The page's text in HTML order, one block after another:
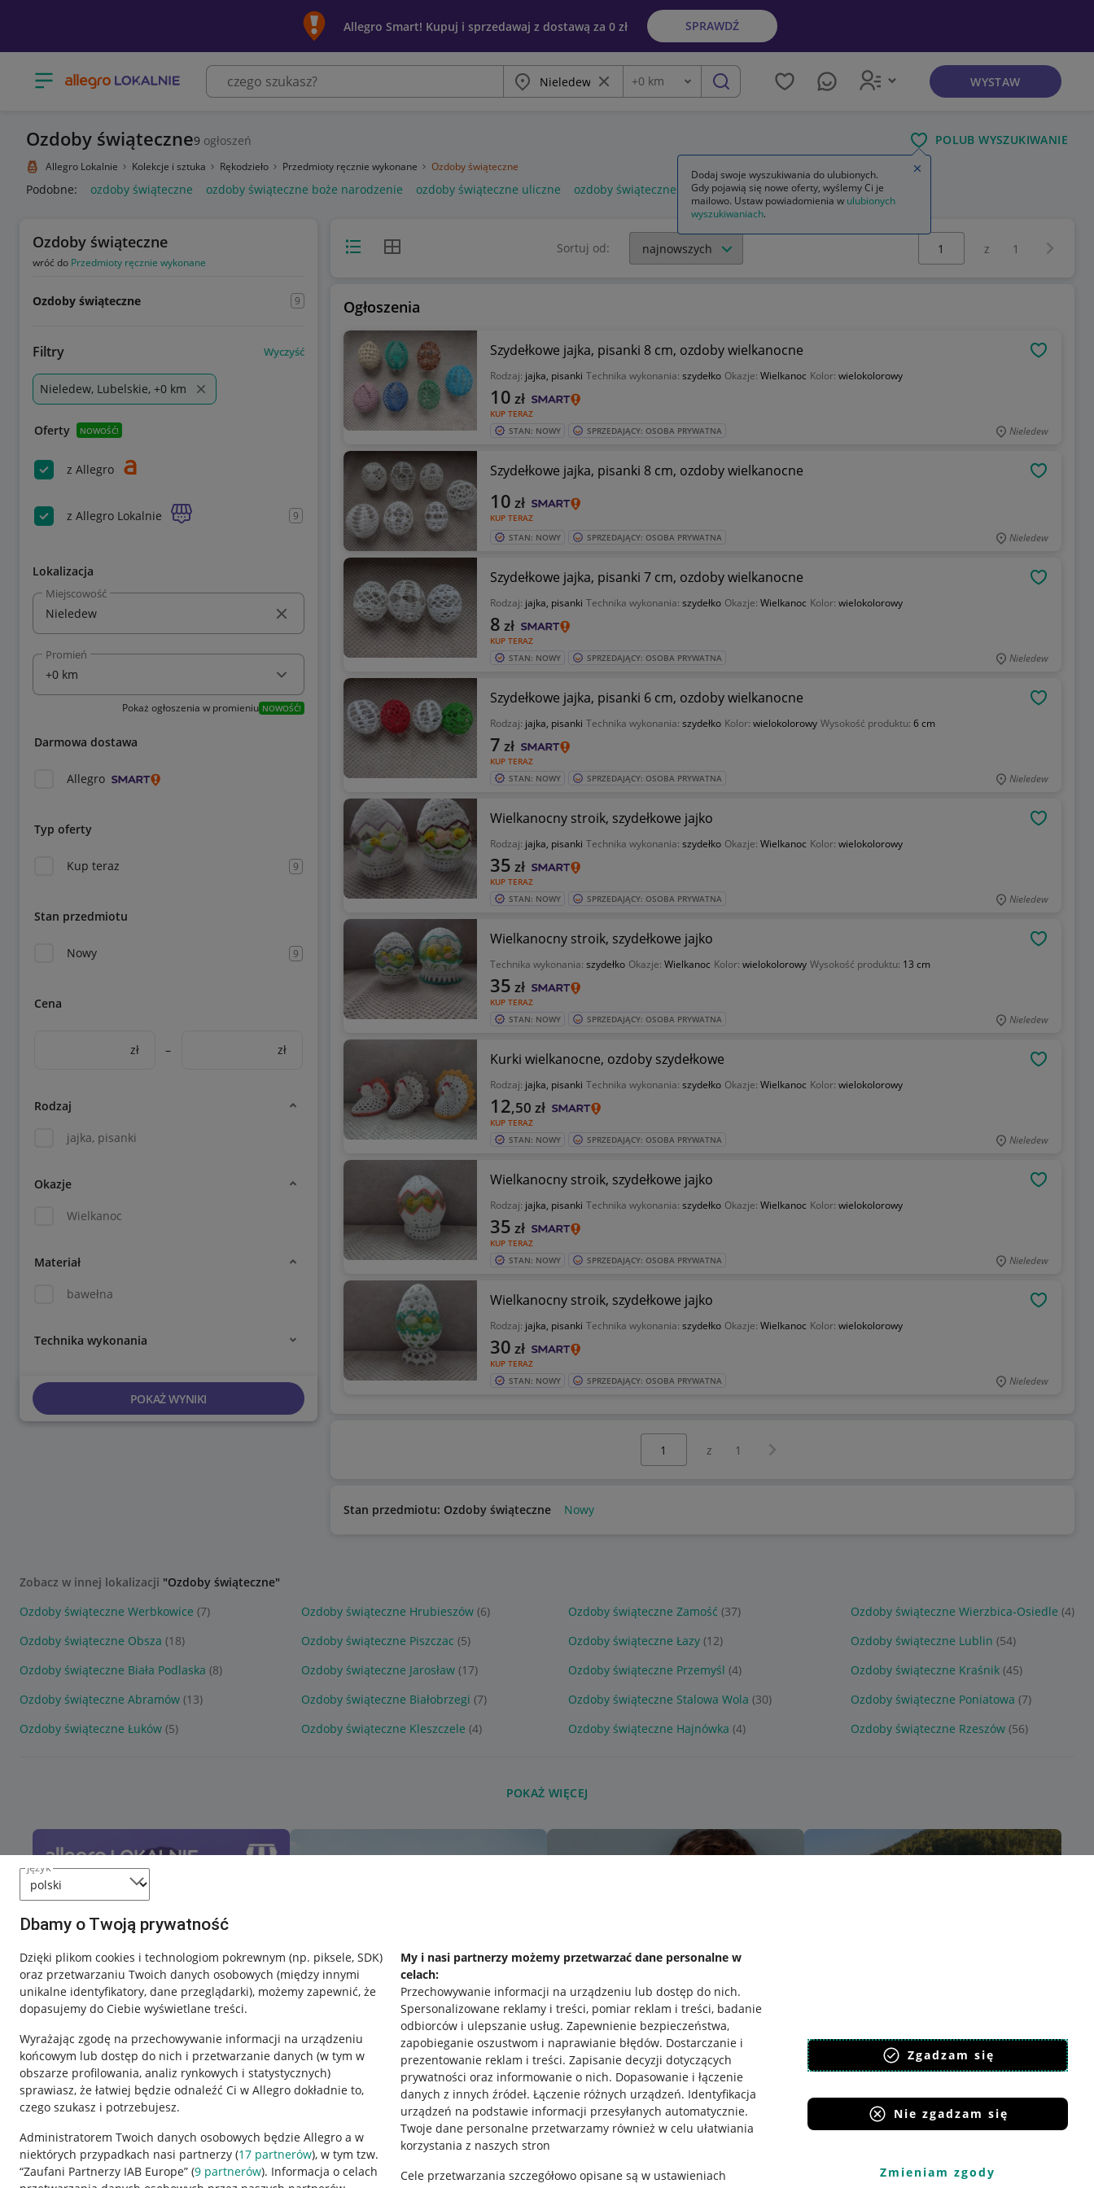
język
Dbamy o Twoją prywatność
Dzięki plikom cookies i technologiom pokrewnym (np. piksele, SDK)
oraz przetwarzaniu Twoich danych osobowych (między innymi
unikalne identyfikatory, dane przeglądarki), możemy zapewnić, że
dopasujemy do Ciebie wyświetlane treści.
Wyrażając zgodę na przechowywanie informacji na urządzeniu
końcowym lub dostęp do nich i przetwarzanie danych (w tym w
obszarze profilowania, analiz rynkowych i statystycznych)
sprawiasz, że łatwiej będzie odnaleźć Ci w Allegro dokładnie to,
czego szukasz i potrzebujesz.
Administratorem Twoich danych osobowych będzie Allegro a w
niektórych przypadkach nasi partnerzy (17 partnerów), w tym tzw.
“Zaufani Partnerzy IAB Europe” (9 partnerów). Informacja o celach
My i nasi partnerzy możemy przetwarzać dane personalne w
celach:
Przechowywanie informacji na urządzeniu lub dostęp do nich.
Spersonalizowane reklamy i treści, pomiar reklam i treści, badanie
odbiorców i ulepszanie usług. Zapewnienie bezpieczeństwa,
zapobieganie oszustwom i naprawianie błędów. Dostarczanie i
prezentowanie reklam i treści. Zapisanie decyzji dotyczących
prywatności oraz informowanie o nich. Dopasowanie i łączenie
danych z innych źródeł. Łączenie różnych urządzeń. Identyfikacja
urządzeń na podstawie informacji przesyłanych automatycznie.
Twoje dane personalne przetwarzamy również w celu ułatwiania
korzystania z naszych stron
Cele przetwarzania szczegółowo opisane są w ustawieniach
Zgadzam się
Nie zgadzam się
Zmieniam zgody
Allegro Smart! Kupuj i sprzedawaj z dostawą za 0 zł SPRAWDŹ
Otwórz menu z kategoriami Miasto Wyczyść frazę
Odległość
+0 km szukaj WYSTAW
Ozdoby świąteczne9 ogłoszeń POLUB WYSZUKIWANIE
Allegro Lokalnie Kolekcje i sztuka Rękodzieło Przedmioty ręcznie wykonane Ozdoby świąteczne
Podobne: ozdoby świąteczne ozdoby świąteczne boże narodzenie ozdoby świąteczne uliczne ozdoby świąteczne zewnętrzne ozdoby świąteczne na tort
Ozdoby świąteczne
wróć do Przedmioty ręcznie wykonane
Ozdoby świąteczne 9
Filtry Wyczyść
Nieledew, Lubelskie, +0 km
Oferty NOWOŚĆ!
z Allegro
z Allegro Lokalnie 9
Lokalizacja
Miejscowość
Promień
Pokaż ogłoszenia w promieniu NOWOŚĆ!
Darmowa dostawa
Allegro
Typ oferty
Kup teraz 9
Stan przedmiotu
Nowy 9
Cena
zł – zł
Rodzaj
jajka, pisanki
Okazje
Wielkanoc
Materiał
bawełna
Technika wykonania
POKAŻ WYNIKI
Widok listyWidok siatki Sortuj od:
Wybierz stronę:
z 1
Ogłoszenia
Szydełkowe jajka, pisanki 8 cm, ozdoby wielkanocne
Rodzaj: jajka, pisanki Technika wykonania: szydełko Okazje: Wielkanoc Kolor: wielokolorowy
KUP TERAZ
10 zł
STAN: NOWY SPRZEDAJĄCY: OSOBA PRYWATNA Nieledew
Szydełkowe jajka, pisanki 8 cm, ozdoby wielkanocne
KUP TERAZ
10 zł
STAN: NOWY SPRZEDAJĄCY: OSOBA PRYWATNA Nieledew
Szydełkowe jajka, pisanki 7 cm, ozdoby wielkanocne
Rodzaj: jajka, pisanki Technika wykonania: szydełko Okazje: Wielkanoc Kolor: wielokolorowy
KUP TERAZ
8 zł
STAN: NOWY SPRZEDAJĄCY: OSOBA PRYWATNA Nieledew
Szydełkowe jajka, pisanki 6 cm, ozdoby wielkanocne
Rodzaj: jajka, pisanki Technika wykonania: szydełko Kolor: wielokolorowy Wysokość produktu: 6 cm
KUP TERAZ
7 zł
STAN: NOWY SPRZEDAJĄCY: OSOBA PRYWATNA Nieledew
Wielkanocny stroik, szydełkowe jajko
Rodzaj: jajka, pisanki Technika wykonania: szydełko Okazje: Wielkanoc Kolor: wielokolorowy
KUP TERAZ
35 zł
STAN: NOWY SPRZEDAJĄCY: OSOBA PRYWATNA Nieledew
Wielkanocny stroik, szydełkowe jajko
Technika wykonania: szydełko Okazje: Wielkanoc Kolor: wielokolorowy Wysokość produktu: 13 cm
KUP TERAZ
35 zł
STAN: NOWY SPRZEDAJĄCY: OSOBA PRYWATNA Nieledew
Kurki wielkanocne, ozdoby szydełkowe
Rodzaj: jajka, pisanki Technika wykonania: szydełko Okazje: Wielkanoc Kolor: wielokolorowy
KUP TERAZ
12,50 zł
STAN: NOWY SPRZEDAJĄCY: OSOBA PRYWATNA Nieledew
Wielkanocny stroik, szydełkowe jajko
Rodzaj: jajka, pisanki Technika wykonania: szydełko Okazje: Wielkanoc Kolor: wielokolorowy
KUP TERAZ
35 zł
STAN: NOWY SPRZEDAJĄCY: OSOBA PRYWATNA Nieledew
Wielkanocny stroik, szydełkowe jajko
Rodzaj: jajka, pisanki Technika wykonania: szydełko Okazje: Wielkanoc Kolor: wielokolorowy
KUP TERAZ
30 zł
STAN: NOWY SPRZEDAJĄCY: OSOBA PRYWATNA Nieledew
z 1 Następna strona
Stan przedmiotu: Ozdoby świąteczne Nowy
Zobacz w innej lokalizacji "Ozdoby świąteczne"
Ozdoby świąteczne Werbkowice (7) Ozdoby świąteczne Hrubieszów (6) Ozdoby świąteczne Zamość (37) Ozdoby świąteczne Wierzbica-Osiedle (4)
Ozdoby świąteczne Obsza (18) Ozdoby świąteczne Piszczac (5) Ozdoby świąteczne Łazy (12) Ozdoby świąteczne Lublin (54)
Ozdoby świąteczne Biała Podlaska (8) Ozdoby świąteczne Jarosław (17) Ozdoby świąteczne Przemyśl (4) Ozdoby świąteczne Kraśnik (45)
Ozdoby świąteczne Abramów (13) Ozdoby świąteczne Białobrzegi (7) Ozdoby świąteczne Stalowa Wola (30) Ozdoby świąteczne Poniatowa (7)
Ozdoby świąteczne Łuków (5) Ozdoby świąteczne Kleszczele (4) Ozdoby świąteczne Hajnówka (4) Ozdoby świąteczne Rzeszów (56)
POKAŻ WIĘCEJ
Przydatne informacje
Jak to działa
Napisz do nas
Regulamin
Polityka plików "cookies"
Pobierz aplikację
Dodaj swoje wyszukiwania do ulubionych.
Gdy pojawią się nowe oferty, wyślemy Ci je
mailowo. Ustaw powiadomienia w ulubionych
wyszukiwaniach.
Zamknij wskazówkę